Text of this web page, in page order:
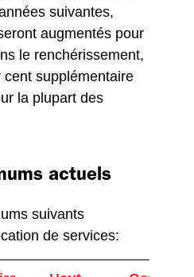
suivantes,
augmentés pour
le renchérissement,
cent supplémentaire
la plupart des
actuels
suivants
de services: